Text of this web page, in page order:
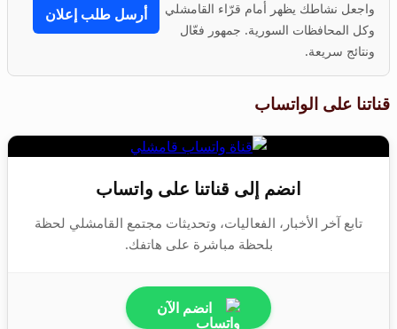
واجعل نشاطك يظهر أمام قرّاء القامشلي
وكل المحافظات السورية. جمهور فعّال
ونتائج سريعة.
أرسل طلب إعلان
قناتنا على الواتساب
انضم إلى قناتنا على واتساب
تابع آخر الأخبار، الفعاليات، وتحديثات مجتمع القامشلي لحظة
بلحظة مباشرة على هاتفك.
انضم الآن